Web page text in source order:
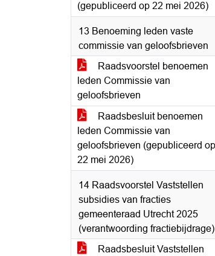
(gepubliceerd op 22 mei 2026)
13 Benoeming leden vaste
commissie van geloofsbrieven
Raadsvoorstel benoemen
leden Commissie van
geloofsbrieven
Raadsbesluit benoemen
leden Commissie van
geloofsbrieven (gepubliceerd op
22 mei 2026)
14 Raadsvoorstel Vaststellen
subsidies van fracties
gemeenteraad Utrecht 2025
(verantwoording fractiebijdrage)
Raadsbesluit Vaststellen